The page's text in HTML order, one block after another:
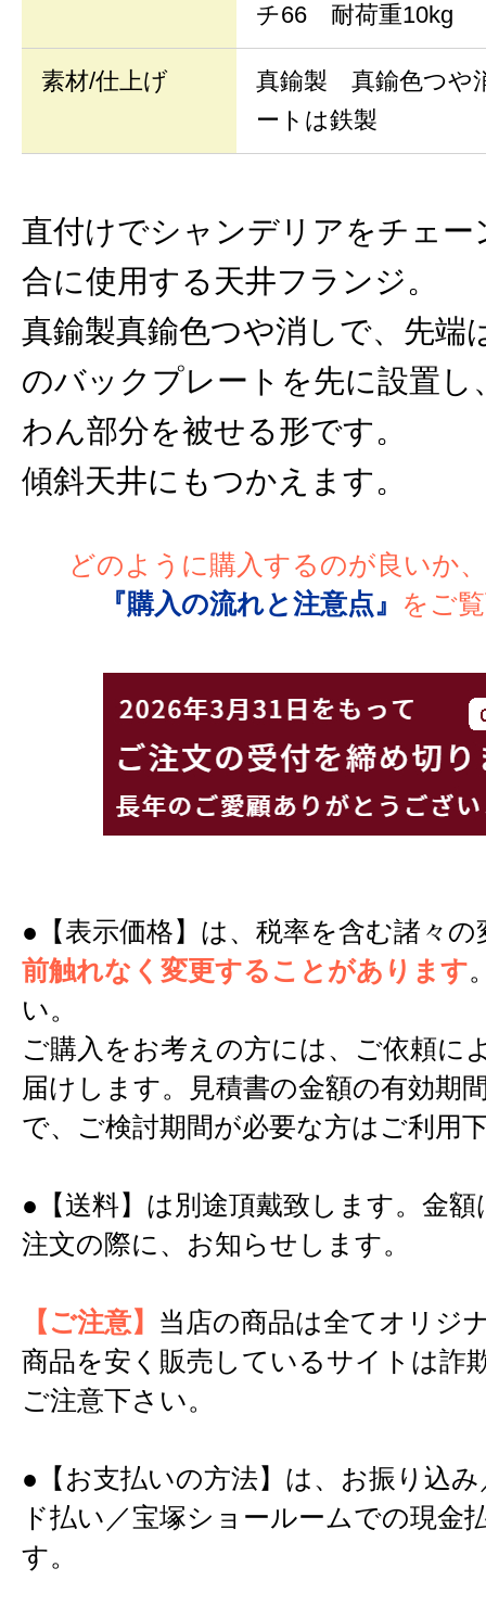
チ66 耐荷重10kg
素材/仕上げ
真鍮製 真鍮色つや
ートは鉄製
直付けでシャンデリアをチェー
合に使用する天井フランジ。
真鍮製真鍮色つや消しで、先端
のバックプレートを先に設置し
わん部分を被せる形です。
傾斜天井にもつかえます。
どのように購入するのが良いか
『購入の流れと注意点』
をご
●【表示価格】は、税率を含む諸々
前触れなく変更することがあります
い。
ご購入をお考えの方には、ご依頼に
届けします。見積書の金額の有効期
で、ご検討期間が必要な方はご利用
●【送料】は別途頂戴致します。金
注文の際に、お知らせします。
【ご注意】 当店の商品は全てオリジ
商品を安く販売しているサイトは詐
ご注意下さい。
●【お支払いの方法】は、お振り込
ド払い／宝塚ショールームでの現金
す。